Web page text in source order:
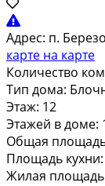
Адрес: п.
карте на карте
Количество
Тип дома:
Этаж: 12
Этажей в доме:
Общая
Площадь кухни:
Жилая